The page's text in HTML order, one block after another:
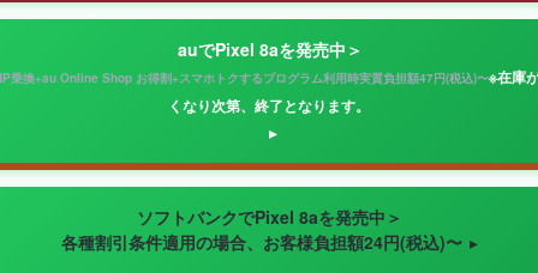
auでPixel 8aを発売中＞
乗換+au Online Shop お得割+スマホトクするプログラム利用時実質負担額47円(税込)〜※在庫
くなり次第、終了となります。
ソフトバンクでPixel 8aを発売中＞
各種割引条件適用の場合、お客様負担額24円(税込)〜